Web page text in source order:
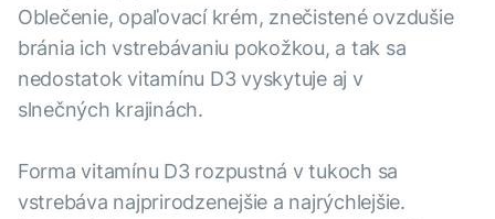
Oblečenie, opaľovací krém, znečistené ovzdušie
bránia ich vstrebávaniu pokožkou, a tak sa
nedostatok vitamínu D3 vyskytuje aj v
slnečných krajinách.
Forma vitamínu D3 rozpustná v tukoch sa
vstrebáva najprirodzenejšie a najrýchlejšie.